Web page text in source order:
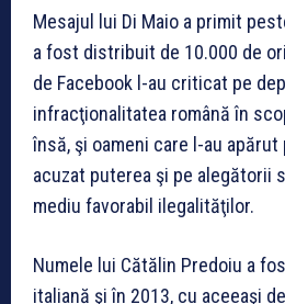
Mesajul lui Di Maio a primit
a fost distribuit de 10.000 de
de Facebook l-au criticat pe
infracţionalitatea română în
însă, şi oameni care l-au apărut
acuzat puterea şi pe alegătorii
mediu favorabil ilegalităţilor.
Numele lui Cătălin Predoiu a
italiană şi în 2013, cu aceeaşi